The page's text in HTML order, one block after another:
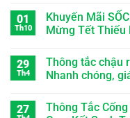
01
Th10
Khuyến Mãi
Mừng Tết Thiếu
29
Th4
Thông tắc chậu
Nhanh chóng,
27
Thông Tắc